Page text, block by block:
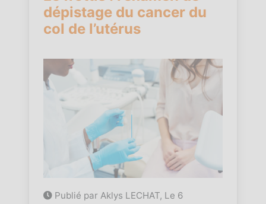
dépistage du cancer du
col de l’utérus
Publié par Aklys LECHAT, Le 6